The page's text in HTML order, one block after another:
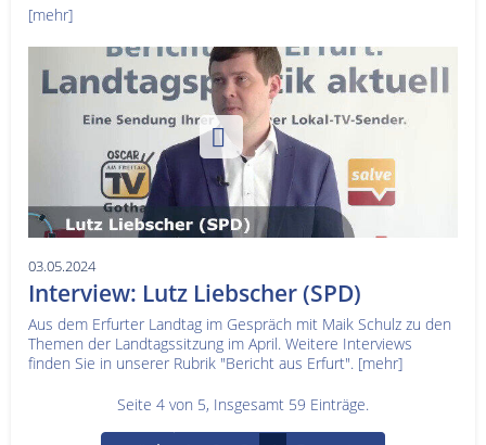
[mehr]
03.05.2024
Interview: Lutz Liebscher (SPD)
Aus dem Erfurter Landtag im Gespräch mit Maik Schulz zu den
Themen der Landtagssitzung im April. Weitere Interviews
finden Sie in unserer Rubrik "Bericht aus Erfurt". [mehr]
Seite 4 von 5, Insgesamt 59 Einträge.